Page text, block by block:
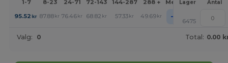
1-7 8-23 24-71 72-143 144-287 288 + MereLager Antal
95.52 kr 87.88 kr 76.46 kr 68.82 kr 57.33 kr 49.69 kr + 6475
Valg: 0 Total: 0.00